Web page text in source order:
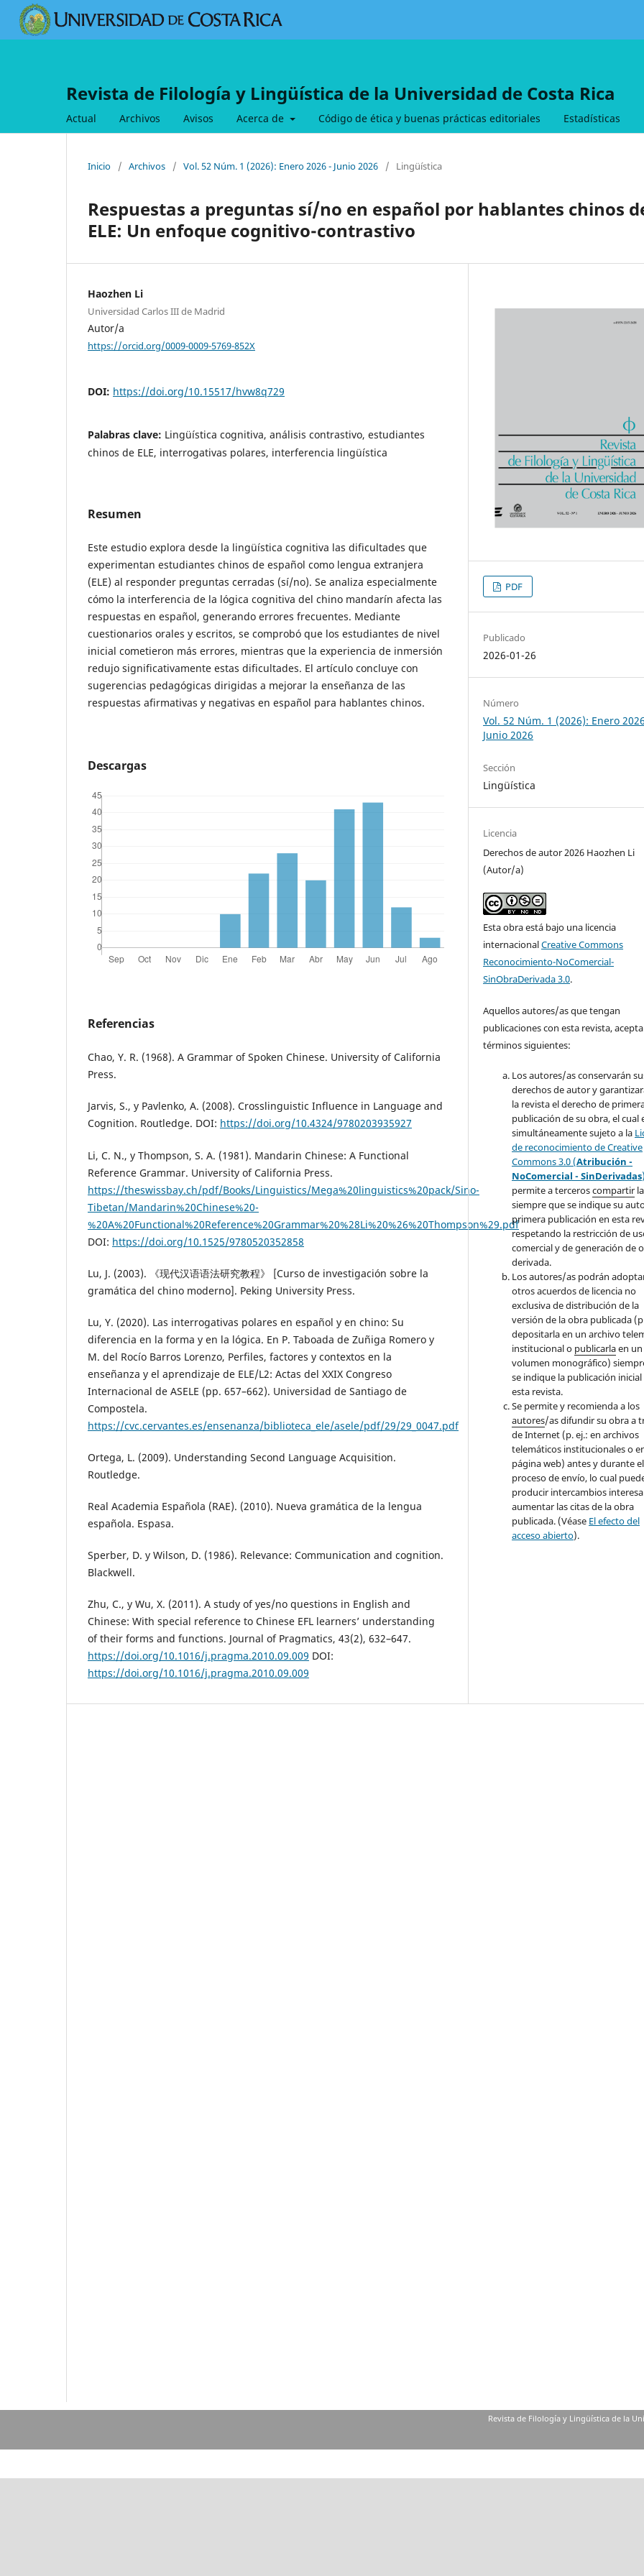
Revista de Filología y Lingüística de la Universidad de Costa Rica
Actual Archivos Avisos Acerca de Código de ética y buenas prácticas editoriales Estadísticas
Inicio / Archivos / Vol. 52 Núm. 1 (2026): Enero 2026 - Junio 2026 / Lingüística
Respuestas a preguntas sí/no en español por hablantes chinos
ELE: Un enfoque cognitivo-contrastivo
Haozhen Li
Universidad Carlos III de Madrid
Autor/a
https://orcid.org/0009-0009-5769-852X
DOI: https://doi.org/10.15517/hvw8q729
Palabras clave: Lingüística cognitiva, análisis contrastivo, estudiantes
chinos de ELE, interrogativas polares, interferencia lingüística
Resumen
Este estudio explora desde la lingüística cognitiva las dificultades que
experimentan estudiantes chinos de español como lengua extranjera
(ELE) al responder preguntas cerradas (sí/no). Se analiza especialmente
cómo la interferencia de la lógica cognitiva del chino mandarín afecta las
respuestas en español, generando errores frecuentes. Mediante
cuestionarios orales y escritos, se comprobó que los estudiantes de nivel
inicial cometieron más errores, mientras que la experiencia de inmersión
redujo significativamente estas dificultades. El artículo concluye con
sugerencias pedagógicas dirigidas a mejorar la enseñanza de las
respuestas afirmativas y negativas en español para hablantes chinos.
Descargas
Referencias
Chao, Y. R. (1968). A Grammar of Spoken Chinese. University of California
Press.
Jarvis, S., y Pavlenko, A. (2008). Crosslinguistic Influence in Language and
Cognition. Routledge. DOI: https://doi.org/10.4324/9780203935927
Li, C. N., y Thompson, S. A. (1981). Mandarin Chinese: A Functional
Reference Grammar. University of California Press.
https://theswissbay.ch/pdf/Books/Linguistics/Mega%20linguistics%20pack/Sino-
Tibetan/Mandarin%20Chinese%20-
%20A%20Functional%20Reference%20Grammar%20%28Li%20%26%20Thompson%29.pdf
DOI: https://doi.org/10.1525/9780520352858
Lu, J. (2003). 《现代汉语语法研究教程》 [Curso de investigación sobre la
gramática del chino moderno]. Peking University Press.
Lu, Y. (2020). Las interrogativas polares en español y en chino: Su
diferencia en la forma y en la lógica. En P. Taboada de Zuñiga Romero y
M. del Rocío Barros Lorenzo, Perfiles, factores y contextos en la
enseñanza y el aprendizaje de ELE/L2: Actas del XXIX Congreso
Internacional de ASELE (pp. 657–662). Universidad de Santiago de
Compostela.
https://cvc.cervantes.es/ensenanza/biblioteca_ele/asele/pdf/29/29_0047.pdf
Ortega, L. (2009). Understanding Second Language Acquisition.
Routledge.
Real Academia Española (RAE). (2010). Nueva gramática de la lengua
española. Espasa.
Sperber, D. y Wilson, D. (1986). Relevance: Communication and cognition.
Blackwell.
Zhu, C., y Wu, X. (2011). A study of yes/no questions in English and
Chinese: With special reference to Chinese EFL learners’ understanding
of their forms and functions. Journal of Pragmatics, 43(2), 632–647.
https://doi.org/10.1016/j.pragma.2010.09.009 DOI:
https://doi.org/10.1016/j.pragma.2010.09.009
PDF
Publicado
2026-01-26
Número
Vol. 52 Núm. 1 (2026): Enero
Junio 2026
Sección
Lingüística
Licencia
Derechos de autor 2026 Haozhen Li
(Autor/a)
Esta obra está bajo una licencia
internacionalCreative Commons
Reconocimiento-NoComercial-
SinObraDerivada 3.0.
Aquellos autores/as que tengan
publicaciones con esta revista,
términos siguientes:
Los autores/as conservarán
derechos de autor y
la revista el derecho de
publicación de suobra, el cual
simultáneamente sujeto a la
de reconocimiento de Creative
Commons 3.0 (Atribución -
NoComercial - SinDerivadas
permite a terceroscompartir
siempre que se indique su
primera publicación en esta
respetando la restricción de
comercial y de generación de
derivada.
Los autores/as podrán
otros acuerdos de licencia no
exclusiva de distribución de la
versión de la obra publicada
depositarla en un archivo
institucional o publicarlaen un
volumen monográfico)
se indique la publicación inicial
esta revista.
Se permite y recomienda a los
autores/as difundir su obra a
de Internet (p. ej.: en archivos
telemáticos institucionales o
página web) antes y durante el
proceso deenvío, lo cual
producir intercambios
aumentar las citas de la obra
publicada. (Véase El efecto del
acceso abierto).
Revista de Filología y Lingüística de la